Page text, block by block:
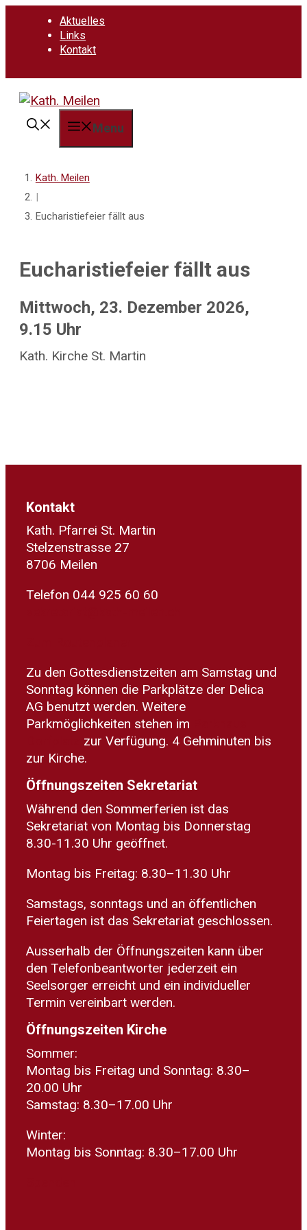
Aktuelles
Links
Kontakt
Menu
Kath. Meilen
|
Eucharistiefeier fällt aus
Eucharistiefeier fällt aus
Mittwoch, 23. Dezember 2026,
9.15 Uhr
Kath. Kirche St. Martin
Kontakt
Kath. Pfarrei St. Martin
Stelzenstrasse 27
8706 Meilen
Telefon 044 925 60 60
Zu den Gottesdienstzeiten am Samstag und
Sonntag können die Parkplätze der Delica
AG benutzt werden. Weitere
Parkmöglichkeiten stehen im
zur Verfügung. 4 Gehminuten bis
zur Kirche.
Öffnungszeiten Sekretariat
Während den Sommerferien ist das
Sekretariat von Montag bis Donnerstag
8.30-11.30 Uhr geöffnet.
Montag bis Freitag: 8.30–11.30 Uhr
Samstags, sonntags und an öffentlichen
Feiertagen ist das Sekretariat geschlossen.
Ausserhalb der Öffnungszeiten kann über
den Telefonbeantworter jederzeit ein
Seelsorger erreicht und ein individueller
Termin vereinbart werden.
Öffnungszeiten Kirche
Sommer:
Montag bis Freitag und Sonntag: 8.30–
20.00 Uhr
Samstag: 8.30–17.00 Uhr
Winter:
Montag bis Sonntag: 8.30–17.00 Uhr